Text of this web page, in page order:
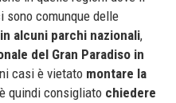
sono comunque delle
alcuni parchi nazionali,
del Gran Paradiso in
casi è vietato montare la
quindi consigliato chiedere